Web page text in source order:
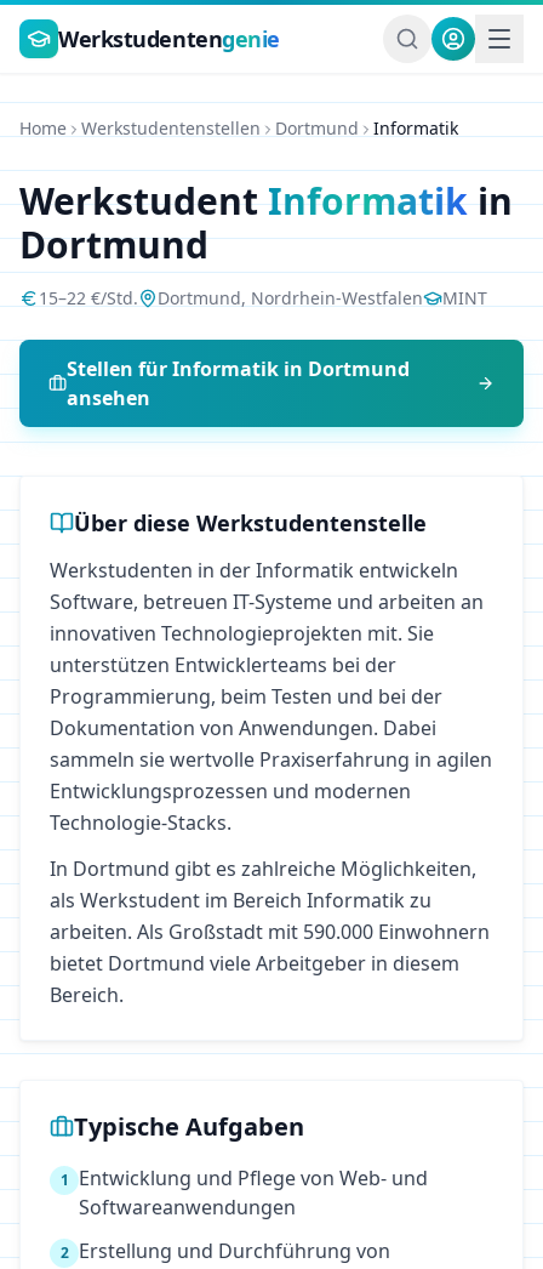
Zum Hauptinhalt springen
Werkstudentengenie
Home Werkstudentenstellen Dortmund Informatik
WerkstudentInformatikin
Dortmund
15–22 €/Std. Dortmund, Nordrhein-Westfalen MINT
Stellen fürInformatik in Dortmund
ansehen
Über diese Werkstudentenstelle
Werkstudenten in der Informatik entwickeln
Software, betreuen IT-Systeme und arbeiten an
innovativen Technologieprojekten mit. Sie
unterstützen Entwicklerteams bei der
Programmierung, beim Testen und bei der
Dokumentation von Anwendungen. Dabei
sammeln sie wertvolle Praxiserfahrung in agilen
Entwicklungsprozessen und modernen
Technologie-Stacks.
In Dortmund gibt es zahlreiche Möglichkeiten,
als Werkstudent im Bereich Informatik zu
arbeiten. Als Großstadt mit 590.000 Einwohnern
bietet Dortmund viele Arbeitgeber in diesem
Bereich.
Typische Aufgaben
1
Entwicklung und Pflege von Web- und
Softwareanwendungen
2 Erstellung und Durchführung von